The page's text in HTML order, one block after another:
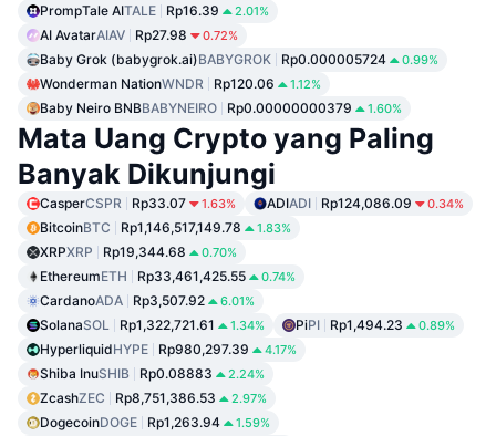
PrompTale AITALE Rp16.39 2.01%
AI AvatarAIAV Rp27.98 0.72%
Baby Grok (babygrok.ai)BABYGROK Rp0.000005724 0.99%
Wonderman NationWNDR Rp120.06 1.12%
Baby Neiro BNBBABYNEIRO Rp0.00000000379 1.60%
Mata Uang Crypto yang Paling
Banyak Dikunjungi
CasperCSPR Rp33.07 1.63% ADIADI Rp124,086.09 0.34%
BitcoinBTC Rp1,146,517,149.78 1.83%
XRPXRP Rp19,344.68 0.70%
EthereumETH Rp33,461,425.55 0.74%
CardanoADA Rp3,507.92 6.01%
SolanaSOL Rp1,322,721.61 1.34% PiPI Rp1,494.23 0.89%
HyperliquidHYPE Rp980,297.39 4.17%
Shiba InuSHIB Rp0.08883 2.24%
ZcashZEC Rp8,751,386.53 2.97%
DogecoinDOGE Rp1,263.94 1.59%